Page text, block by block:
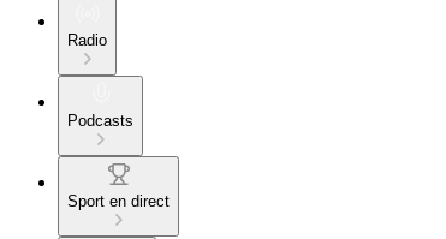
Radio
Podcasts
Sport en direct